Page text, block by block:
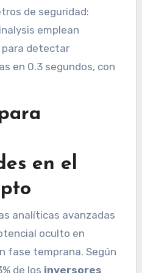
de seguridad:
emplean
para detectar
en 0.3 segundos, con
en el
analíticas avanzadas
oculto en
fase temprana. Según
de los inversores